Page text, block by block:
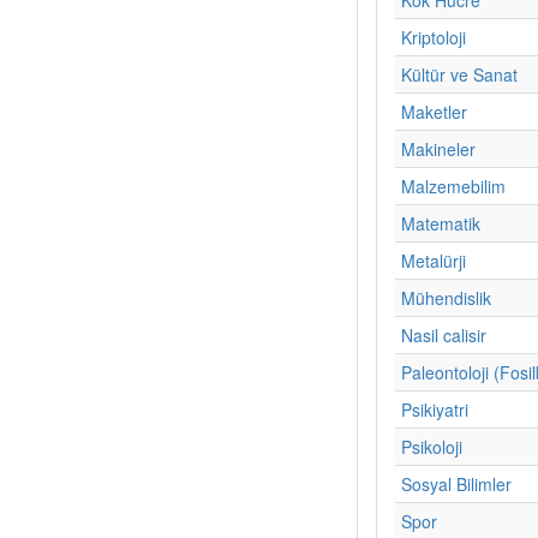
Kriptoloji
Kültür ve Sanat
Maketler
Makineler
Malzemebilim
Matematik
Metalürji
Mühendislik
Nasil calisir
Paleontoloji
Psikiyatri
Psikoloji
Sosyal Bilimler
Spor